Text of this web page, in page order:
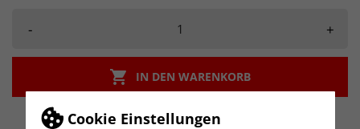
Cookie Einstellungen
- +
 IN DEN WARENKORB